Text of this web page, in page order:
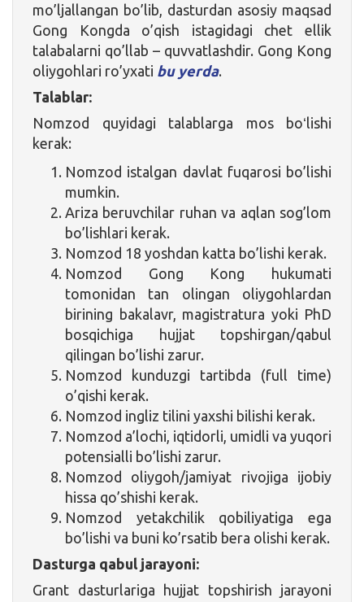
mo’ljallangan bo’lib, dasturdan asosiy maqsad
Gong Kongda o’qish istagidagi chet ellik
talabalarni qo’llab – quvvatlashdir. Gong Kong
oliygohlari ro’yxati bu yerda.
Talablar:
Nomzod quyidagi talablarga mos boʻlishi
kerak:
Nomzod istalgan davlat fuqarosi bo’lishi
mumkin.
Ariza beruvchilar ruhan va aqlan sog’lom
bo’lishlari kerak.
Nomzod 18 yoshdan katta bo’lishi kerak.
Nomzod Gong Kong hukumati
tomonidan tan olingan oliygohlardan
birining bakalavr, magistratura yoki PhD
bosqichiga hujjat topshirgan/qabul
qilingan bo’lishi zarur.
Nomzod kunduzgi tartibda (full time)
o’qishi kerak.
Nomzod ingliz tilini yaxshi bilishi kerak.
Nomzod a’lochi, iqtidorli, umidli va yuqori
potensialli bo’lishi zarur.
Nomzod oliygoh/jamiyat rivojiga ijobiy
hissa qo’shishi kerak.
Nomzod yetakchilik qobiliyatiga ega
bo’lishi va buni ko’rsatib bera olishi kerak.
Dasturga qabul jarayoni:
Grant dasturlariga hujjat topshirish jarayoni